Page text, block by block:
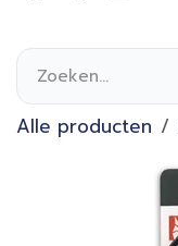
Alle producten